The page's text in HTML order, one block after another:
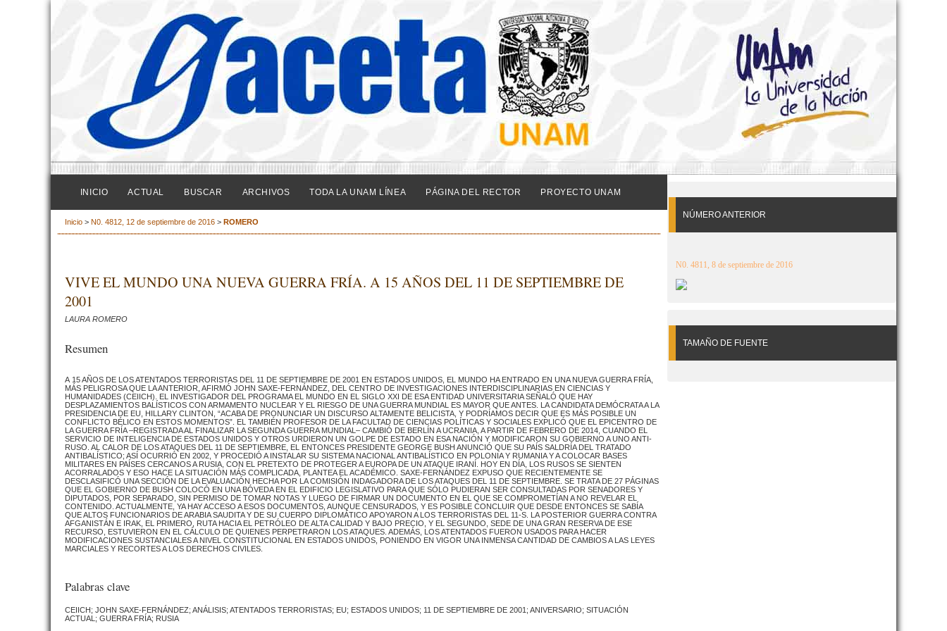
NÚMERO ANTERIOR
N0. 4811, 8 de septiembre de 2016
TAMAÑO DE FUENTE
INICIO ACTUAL BUSCAR ARCHIVOS TODA LA UNAM LÍNEA PÁGINA DEL RECTOR PROYECTO UNAM
Inicio > N0. 4812, 12 de septiembre de 2016 > ROMERO
VIVE EL MUNDO UNA NUEVA GUERRA FRÍA. A 15 AÑOS DEL 11 DE SEPTIEMBRE DE
2001
LAURA ROMERO
Resumen
A 15 AÑOS DE LOS ATENTADOS TE­RRORISTAS DEL 11 DE SEPTIEMBRE DE 2001 EN ESTADOS UNIDOS, EL MUNDO HA ENTRADO EN UNA NUEVA GUERRA FRÍA,
MÁS PELIGROSA QUE LA ANTERIOR, AFIRMÓ JOHN SAXE-FERNÁNDEZ, DEL CENTRO DE INVESTIGACIONES INTERDISCIPLINARIAS EN CIENCIAS Y
HUMANIDADES (CEIICH). EL INVESTIGADOR DEL PROGRAMA EL MUNDO EN EL SIGLO XXI DE ESA ENTIDAD UNI­VERSITARIA SEÑALÓ QUE HAY
DESPLAZAMIENTOS BALÍSTICOS CON ARMAMENTO NUCLEAR Y EL RIESGO DE UNA GUERRA MUNDIAL ES MAYOR QUE ANTES. LA CANDIDATA DEMÓCRATA A LA
PRESI­DENCIA DE EU, HILLARY CLINTON, “ACABA DE PRONUNCIAR UN DISCURSO ALTAMENTE BELICIS­TA, Y PODRÍAMOS DECIR QUE ES MÁS POSIBLE UN
CONFLICTO BÉLICO EN ESTOS MOMENTOS”. EL TAMBIÉN PROFESOR DE LA FACULTAD DE CIENCIAS POLÍTICAS Y SOCIALES EXPLICÓ QUE EL EPICENTRO DE
LA GUERRA FRÍA –RE­GISTRADA AL FINALIZAR LA SEGUNDA GUERRA MUNDIAL– CAMBIÓ DE BERLÍN A UCRANIA, A PARTIR DE FEBRERO DE 2014, CUANDO EL
SERVICIO DE INTELIGENCIA DE ESTADOS UNIDOS Y OTROS URDIERON UN GOLPE DE ESTADO EN ESA NACIÓN Y MODIFICARON SU GOBIERNO A UNO ANTI-
RUSO. AL CALOR DE LOS ATAQUES DEL 11 DE SEP­TIEMBRE, EL ENTONCES PRESIDENTE GEORGE BUSH ANUNCIÓ QUE SU PAÍS SALDRÍA DEL TRA­TADO
ANTIBALÍSTICO; ASÍ OCURRIÓ EN 2002, Y PROCEDIÓ A INSTALAR SU SISTEMA NACIONAL ANTIBALÍSTICO EN POLONIA Y RUMANIA Y A COLOCAR BASES
MILITARES EN PAÍSES CERCANOS A RUSIA, CON EL PRETEXTO DE PROTEGER A EUROPA DE UN ATAQUE IRANÍ. HOY EN DÍA, LOS RUSOS SE SIENTEN
ACORRALADOS Y ESO HACE LA SITUACIÓN MÁS COMPLICADA, PLANTEA EL ACADÉMICO. SAXE-FERNÁNDEZ EXPUSO QUE RECIENTE­MENTE SE
DESCLASIFICÓ UNA SECCIÓN DE LA EVALUACIÓN HECHA POR LA COMISIÓN INDAGA­DORA DE LOS ATAQUES DEL 11 DE SEPTIEMBRE. SE TRATA DE 27 PÁGINAS
QUE EL GOBIERNO DE BUSH COLOCÓ EN UNA BÓVEDA EN EL EDIFICIO LEGISLATIVO PARA QUE SÓLO PUDIERAN SER CONSULTADAS POR SENADORES Y
DIPUTADOS, POR SEPARADO, SIN PERMISO DE TOMAR NOTAS Y LUEGO DE FIRMAR UN DOCUMENTO EN EL QUE SE COMPROMETÍAN A NO REVELAR EL
CONTENIDO. ACTUALMENTE, YA HAY ACCESO A ESOS DOCUMENTOS, AUNQUE CENSURADOS, Y ES POSIBLE CONCLUIR QUE DESDE ENTONCES SE SABÍA
QUE ALTOS FUNCIONARIOS DE ARABIA SAUDITA Y DE SU CUERPO DIPLOMÁTICO APO­YARON A LOS TERRORISTAS DEL 11-S. LA POSTERIOR GUERRA CONTRA
AFGANISTÁN E IRAK, EL PRIMERO, RUTA HACIA EL PETRÓLEO DE ALTA CALIDAD Y BAJO PRECIO, Y EL SEGUNDO, SEDE DE UNA GRAN RESERVA DE ESE
RECURSO, ESTUVIERON EN EL CÁLCULO DE QUIENES PER­PETRARON LOS ATAQUES. ADEMÁS, LOS ATENTADOS FUERON USADOS PARA HACER
MODIFICACIONES SUSTANCIALES A NIVEL CONSTITUCIONAL EN ESTADOS UNIDOS, PONIENDO EN VIGOR UNA INMENSA CANTIDAD DE CAMBIOS A LAS LEYES
MARCIALES Y RECORTES A LOS DERECHOS CIVILES.
Palabras clave
CEIICH; JOHN SAXE-FERNÁNDEZ; ANÁLISIS; ATENTADOS TERRORISTAS; EU; ESTADOS UNIDOS; 11 DE SEPTIEMBRE DE 2001; ANIVERSARIO; SITUACIÓN
ACTUAL; GUERRA FRÍA; RUSIA